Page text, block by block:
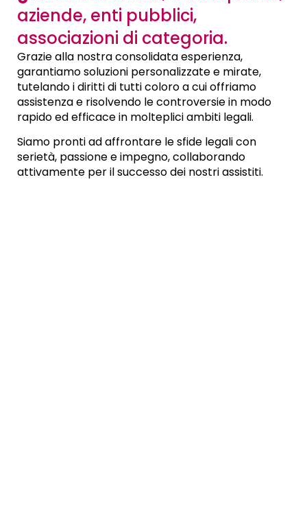
aziende, enti pubblici,
associazioni di categoria.
Grazie alla nostra consolidata esperienza,
garantiamo soluzioni personalizzate e mirate,
tutelando i diritti di tutti coloro a cui offriamo
assistenza e risolvendo le controversie in modo
rapido ed efficace in molteplici ambiti legali.
Siamo pronti ad affrontare le sfide legali con
serietà, passione e impegno, collaborando
attivamente per il successo dei nostri assistiti.